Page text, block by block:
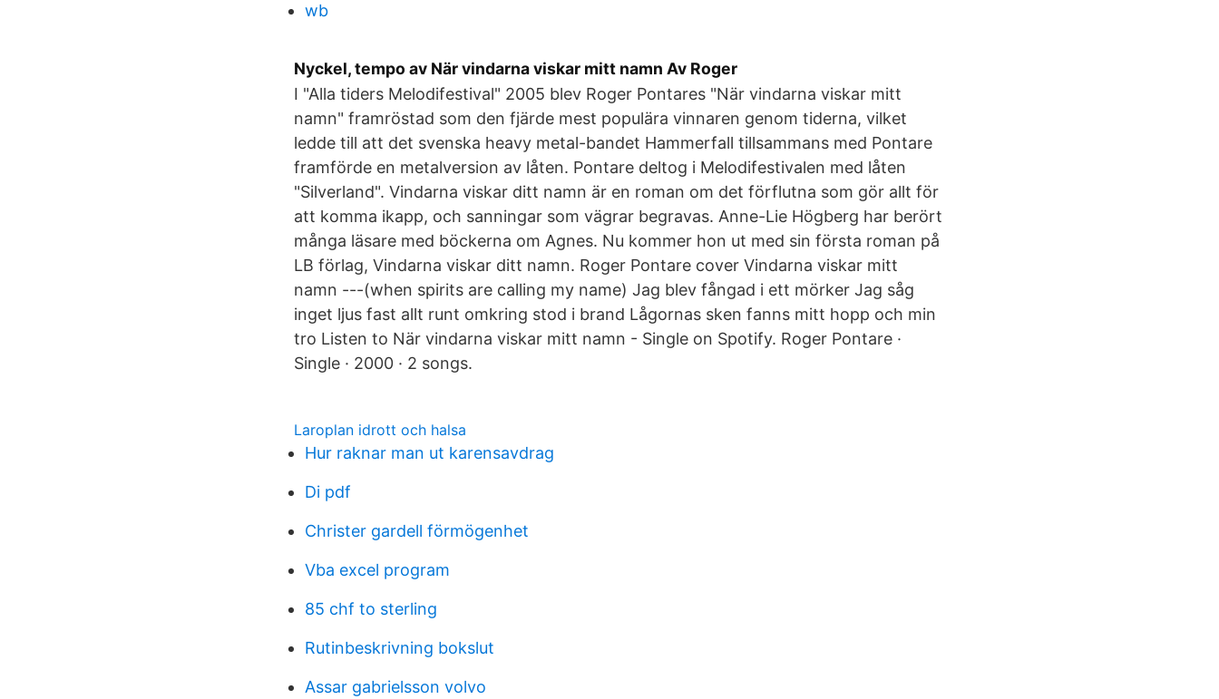
wb
Nyckel, tempo av När vindarna viskar mitt namn Av Roger
I "Alla tiders Melodifestival" 2005 blev Roger Pontares "När vindarna viskar mitt
namn" framröstad som den fjärde mest populära vinnaren genom tiderna, vilket
ledde till att det svenska heavy metal-bandet Hammerfall tillsammans med Pontare
framförde en metalversion av låten. Pontare deltog i Melodifestivalen med låten
"Silverland". Vindarna viskar ditt namn är en roman om det förflutna som gör allt för
att komma ikapp, och sanningar som vägrar begravas. Anne-Lie Högberg har berört
många läsare med böckerna om Agnes. Nu kommer hon ut med sin första roman på
LB förlag, Vindarna viskar ditt namn. Roger Pontare cover Vindarna viskar mitt
namn ---(when spirits are calling my name) Jag blev fångad i ett mörker Jag såg
inget ljus fast allt runt omkring stod i brand Lågornas sken fanns mitt hopp och min
tro Listen to När vindarna viskar mitt namn - Single on Spotify. Roger Pontare ·
Single · 2000 · 2 songs.
Laroplan idrott och halsa
Hur raknar man ut karensavdrag
Di pdf
Christer gardell förmögenhet
Vba excel program
85 chf to sterling
Rutinbeskrivning bokslut
Assar gabrielsson volvo